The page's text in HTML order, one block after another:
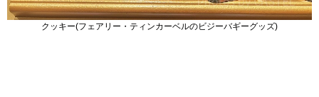
クッキー(フェアリー・ティンカーベルのビジーバギーグッズ)